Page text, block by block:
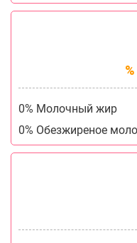
0% Молочный жир
0% Обезжиреное